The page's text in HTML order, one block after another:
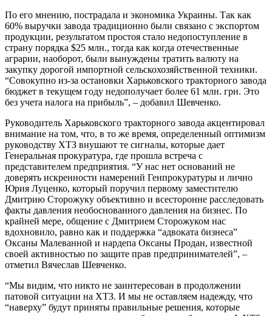
По его мнению, пострадала и экономика Украины. Так как
60% выручки завода традиционно были связано с экспортом
продукции, результатом простоя стало недопоступление в
страну порядка $25 млн., тогда как когда отечественные
аграрии, наоборот, были вынуждены тратить валюту на
закупку дорогой импортной сельскохозяйственной техники.
“Совокупно из-за остановки Харьковского тракторного завода
бюджет в текущем году недополучает более 61 млн. грн. Это
без учета налога на прибыль”, – добавил Шевченко.
Руководитель Харьковского тракторного завода акцентировал
внимание на том, что, в то же время, определенный оптимизм
руководству ХТЗ внушают те сигналы, которые дает
Генеральная прокуратура, где прошла встреча с
представителем предприятия. “У нас нет оснований не
доверять искренности намерений Генпрокуратуры и лично
Юрия Луценко, который поручил первому заместителю
Дмитрию Сторожуку объективно и всесторонне расследовать
факты давления необоснованного давления на бизнес. По
крайней мере, общение с Дмитрием Сторожуком нас
вдохновило, равно как и поддержка “адвоката бизнеса”
Оксаны Малеванной и нардепа Оксаны Продан, известной
своей активностью по защите прав предпринимателей”, –
отметил Вячеслав Шевченко.
“Мы видим, что никто не заинтересован в продолжении
патовой ситуации на ХТЗ. И мы не оставляем надежду, что
“наверху” будут приняты правильные решения, которые